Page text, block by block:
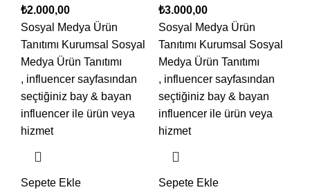
₺2.000,00
Sosyal Medya Ürün
Tanıtımı Kurumsal Sosyal
Medya Ürün Tanıtımı
, influencer sayfasından
seçtiğiniz bay & bayan
influencer ile ürün veya
hizmet
Sepete Ekle
₺3.000,00
Sosyal Medya Ürün
Tanıtımı Kurumsal Sosyal
Medya Ürün Tanıtımı
, influencer sayfasından
seçtiğiniz bay & bayan
influencer ile ürün veya
hizmet
Sepete Ekle